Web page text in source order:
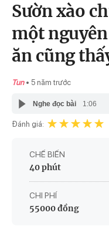
Sườn xào
một
ăn cũng
Tun 5 năm trước
Nghe đọc bài 1:06
Đánh giá:
CHẾ BIẾN
40 phút
CHI PHÍ
55000 đồng